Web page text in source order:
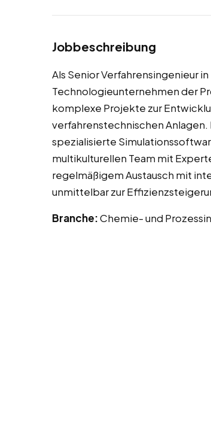
Jobbeschreibung
Als Senior Verfahrensingenieur
Technologieunternehmen der
komplexe Projekte zur
verfahrenstechnischen
spezialisierte
multikulturellen Team mit
regelmäßigem Austausch mit
unmittelbar zur
Branche:Chemie- und